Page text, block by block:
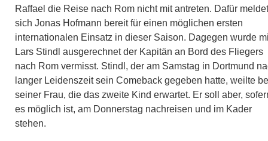
Raffael die Reise nach Rom nicht mit antreten. Dafür
sich Jonas Hofmann bereit für einen möglichen ersten
internationalen Einsatz in dieser Saison. Dagegen wurde
Lars Stindl ausgerechnet der Kapitän an Bord des Fliegers
nach Rom vermisst. Stindl, der am Samstag in Dortmund
langer Leidenszeit sein Comeback gegeben hatte, weilte
seiner Frau, die das zweite Kind erwartet. Er soll aber,
es möglich ist, am Donnerstag nachreisen und im Kader
stehen.